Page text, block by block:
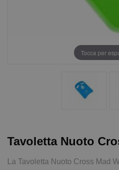
Tocca per
Tavoletta Nuoto
La Tavoletta Nuoto Cross Mad